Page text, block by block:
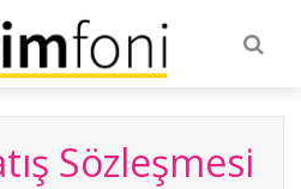
Sözleşmesi